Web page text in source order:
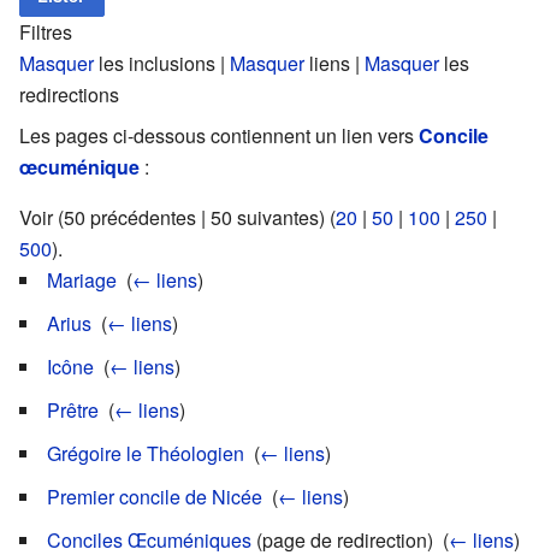
Filtres
Masquerles inclusions | Masquerliens | Masquerles
redirections
Les pages ci-dessous contiennent un lien versConcile
œcuménique :
Voir (50 précédentes | 50 suivantes) (20 | 50 | 100 | 250 |
500).
Mariage (← liens)
Arius (← liens)
Icône (← liens)
Prêtre (← liens)
Grégoire le Théologien (← liens)
Premier concile de Nicée (← liens)
Conciles Œcuméniques (page de redirection) ‎ (← liens)